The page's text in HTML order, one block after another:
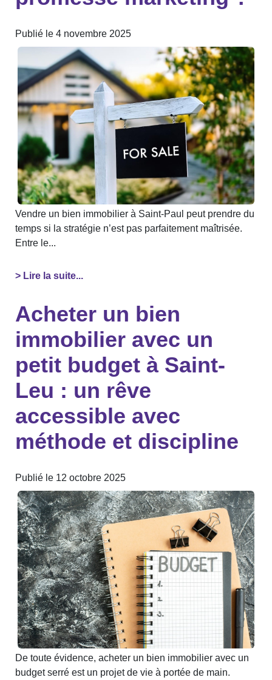
Publié le 4 novembre 2025
Vendre un bien immobilier à Saint-Paul peut prendre du
temps si la stratégie n’est pas parfaitement maîtrisée.
Entre le...
> Lire la suite...
Acheter un bien
immobilier avec un
petit budget à Saint-
Leu : un rêve
accessible avec
méthode et discipline
Publié le 12 octobre 2025
De toute évidence, acheter un bien immobilier avec un
budget serré est un projet de vie à portée de main.